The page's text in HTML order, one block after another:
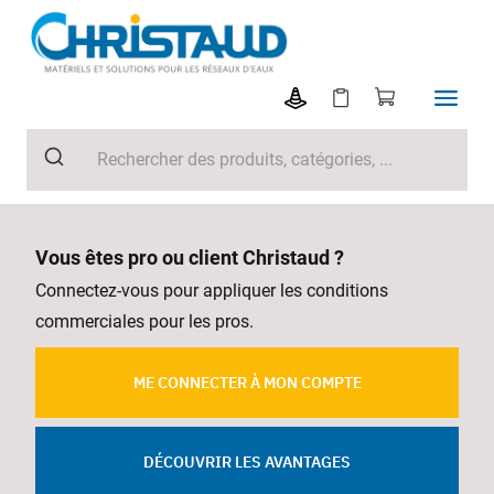
Vous êtes pro ou client Christaud ?
Connectez-vous pour appliquer les conditions
commerciales pour les pros.
ME CONNECTER À MON COMPTE
DÉCOUVRIR LES AVANTAGES